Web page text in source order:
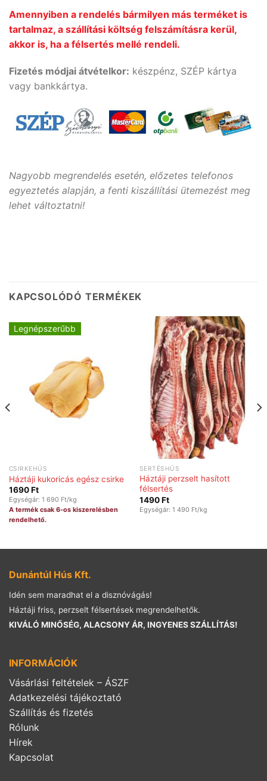
Amennyiben a rendelés bármilyen más terméket is
tartalmaz, a szállítási költség felszámításra kerül,
akkor is, ha a félsertés mellé rendeli.
Fizetés módjai átvételkor: készpénz, SZÉP kártya
vagy bankkártya.
Nagyobb megrendelés esetén, előzetes telefonos
egyeztetés alapján, a fenti kiszállítási ütemezést meg
lehet változtatni!
KAPCSOLÓDÓ TERMÉKEK
Legnépszerűbb
CSIRKEHÚS
Háztáji kukoricás egész csirke
1690Ft
Egységár: 1 690 Ft/kg
A termék csak 6-os kiszerelésben
rendelhető.
SERTÉSHÚS
Háztáji perzselt hasított
félsertés
1490Ft
Egységár: 1 490 Ft/kg
Dunántúl Hús Kft.
Idén sem maradhat el a disznóvágás!
Háztáji friss, perzselt félsertések megrendelhetők.
KIVÁLÓ MINŐSÉG, ALACSONY ÁR, INGYENES SZÁLLÍTÁS!
INFORMÁCIÓK
Vásárlási feltételek – ÁSZF
Adatkezelési tájékoztató
Szállítás és fizetés
Rólunk
Hírek
Kapcsolat